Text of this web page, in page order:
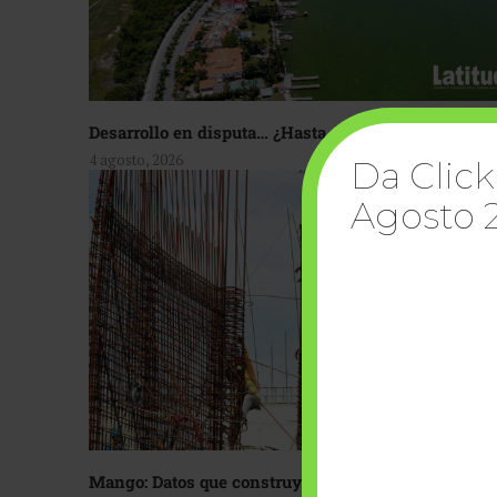
Desarrollo en disputa… ¿Hasta dónde crecer?
4 agosto, 2026
Mango: Datos que construyen confianza
Da
Agosto